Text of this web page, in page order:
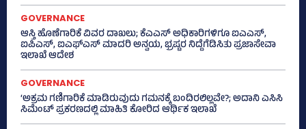
GOVERNANCE
ಆಸ್ತಿ ಹೊಣೆಗಾರಿಕೆ ವಿವರ ದಾಖಲು; ಕೆಎಎಸ್ ಅಧಿಕಾರಿಗಳಿಗೂ ಐಎಎಸ್‌,
ಐಪಿಎಸ್‌, ಐಎಫ್‌ಎಸ್‌ ಮಾದರಿ ಅನ್ವಯ, ಭ್ರಷ್ಟರ ನಿದ್ದೆಗೆಡಿಸಿತು ಪ್ರಜಾಸೇವಾ
ಇಲಾಖೆ ಆದೇಶ
GOVERNANCE
‘ಅಕ್ರಮ ಗಣಿಗಾರಿಕೆ ಮಾಡಿರುವುದು ಗಮನಕ್ಕೆ ಬಂದಿರಲಿಲ್ಲವೇ?; ಅದಾನಿ ಎಸಿಸಿ
ಸಿಮೆಂಟ್ ಪ್ರಕರಣದಲ್ಲಿ ಮಾಹಿತಿ ಕೋರಿದ ಆರ್ಥಿಕ ಇಲಾಖೆ